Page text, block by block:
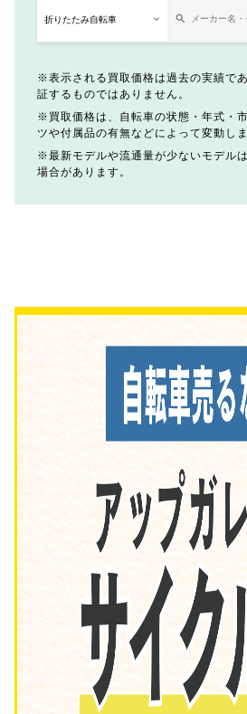
表示される買取価格は過去の実績で
証するものではありません。
買取価格は、自転車の状態・年式・
ツや付属品の有無などによって変動しま
最新モデルや流通量が少ないモデル
場合があります。